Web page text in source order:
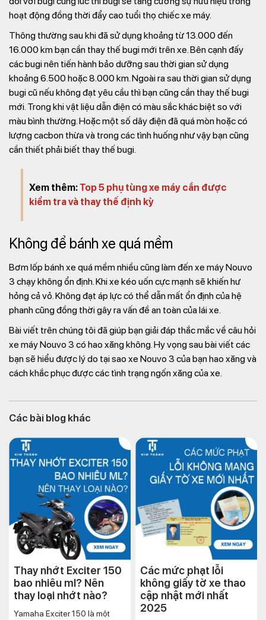
hoạt động đồng thời đẩy cao tuổi thọ chiếc xe máy.
Thông thường sau khi đã sử dụng khoảng từ 13.000 đến
16.000 km bạn cần thay thế bugi mới trên xe. Bên cạnh đấy
các bugi nên tiến hành bảo dưỡng sau thời gian sử dụng
khoảng 6.500 hoặc 8.000 km. Ngoài ra sau thời gian sử dụng
bugi cũ nếu không đạt yêu cầu thì bạn cũng cần thay thế bugi
mới. Trong khi vật liệu dẫn điện có màu sắc khác biệt so với
màu bình thường. Hoặc một số dây điện đã quá mòn hoặc có
lượng cacbon thừa và trong các tình huống như vậy bạn cũng
cần thiết phải biết thay thế bugi.
Xem thêm: Top 5 phụ tùng xe máy cần được
kiểm tra và thay thế định kỳ
Không để bánh xe quá mềm
Bơm lốp bánh xe quá mềm nhiều cũng làm đến xe máy Nouvo
3 chạy không ổn định. Khi xe kéo uốn cực mạnh sẽ khiến hư
hỏng cả vỏ. Không đạt áp lực có thể dẫn mất ổn định của hệ
phanh cũng đồng thời gây ra vấn đề an toàn của lái xe.
Bài viết trên chúng tôi đã giúp bạn giải đáp thắc mắc về câu hỏi
xe máy Nouvo 3 có hao xăng không. Hy vọng sau bài viết các
bạn sẽ hiểu được lý do tại sao xe Nouvo 3 của bạn hao xăng và
cách khắc phục được các tình trạng ngốn xăng của xe.
Các bài blog khác
Thay nhớt Exciter 150
bao nhiêu ml? Nên
thay loại nhớt nào?
Yamaha Exciter 150 là một
Các mức phạt lỗi
không giấy tờ xe thao
cập nhật mới nhất
2025